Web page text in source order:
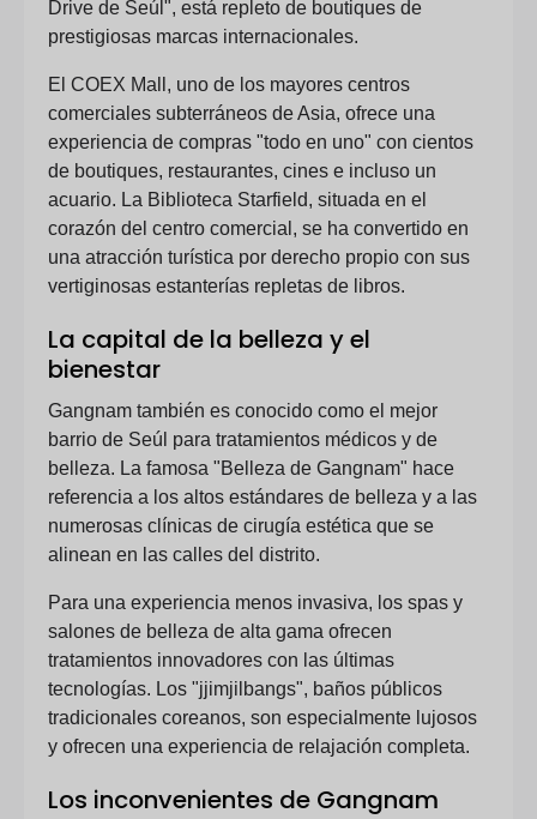
Drive de Seúl", está repleto de boutiques de
prestigiosas marcas internacionales.
El COEX Mall, uno de los mayores centros
comerciales subterráneos de Asia, ofrece una
experiencia de compras "todo en uno" con cientos
de boutiques, restaurantes, cines e incluso un
acuario. La Biblioteca Starfield, situada en el
corazón del centro comercial, se ha convertido en
una atracción turística por derecho propio con sus
vertiginosas estanterías repletas de libros.
La capital de la belleza y el
bienestar
Gangnam también es conocido como el mejor
barrio de Seúl para tratamientos médicos y de
belleza. La famosa "Belleza de Gangnam" hace
referencia a los altos estándares de belleza y a las
numerosas clínicas de cirugía estética que se
alinean en las calles del distrito.
Para una experiencia menos invasiva, los spas y
salones de belleza de alta gama ofrecen
tratamientos innovadores con las últimas
tecnologías. Los "jjimjilbangs", baños públicos
tradicionales coreanos, son especialmente lujosos
y ofrecen una experiencia de relajación completa.
Los inconvenientes de Gangnam